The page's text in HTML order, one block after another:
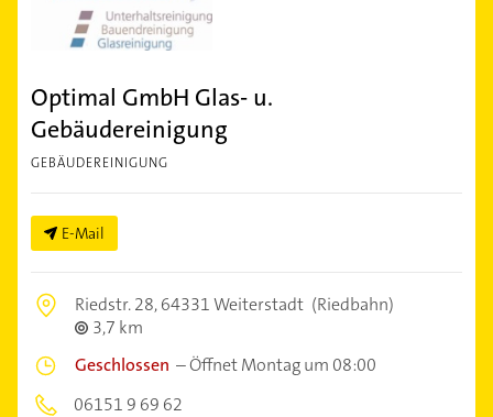
Optimal GmbH Glas- u.
Gebäudereinigung
GEBÄUDEREINIGUNG
E-Mail
Riedstr. 28,64331 Weiterstadt (Riedbahn)
3,7 km
Geschlossen –Öffnet Montag um 08:00
06151 9 69 62